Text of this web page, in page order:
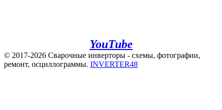
YouTube
© 2017-2026 Сварочные инверторы - схемы, фотографии,
ремонт, осциллограммы. INVERTER48